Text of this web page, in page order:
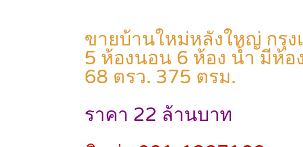
ขายบ้านใหม่หลังใหญ่ กรุ
5 ห้องนอน 6 ห้อง น้ำ มีห้อ
68 ตรว. 375 ตรม.
ราคา 22 ล้านบาท